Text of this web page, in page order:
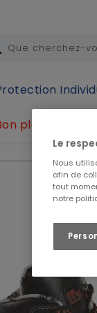
plan
(EPI)
Le
Nous
afin de
tout
notre